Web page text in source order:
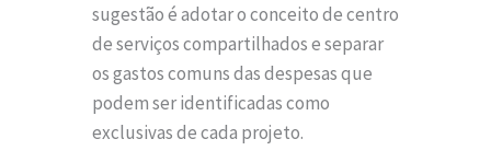
sugestão é adotar o conceito de centro
de serviços compartilhados e separar
os gastos comuns das despesas que
podem ser identificadas como
exclusivas de cada projeto.